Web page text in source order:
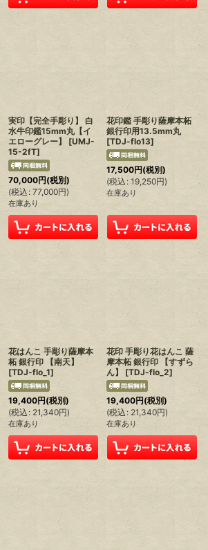
実印【完全手彫り】 白
水牛印鑑15mm丸【イ
エローグレー】
[UMJ-
15-2fT]
70,000円(税別)
(税込 : 77,000円)
在庫あり
花印鑑 手彫り薩摩本柘
銀行印用13.5mm丸
[TDJ-flo13]
17,500円(税別)
(税込 : 19,250円)
在庫あり
花はんこ 手彫り薩摩本
柘 銀行印 【南天】
[TDJ-flo_1]
19,400円(税別)
(税込 : 21,340円)
在庫あり
花印 手彫り花はんこ 薩
摩本柘 銀行印 【すずら
ん】
[TDJ-flo_2]
19,400円(税別)
(税込 : 21,340円)
在庫あり